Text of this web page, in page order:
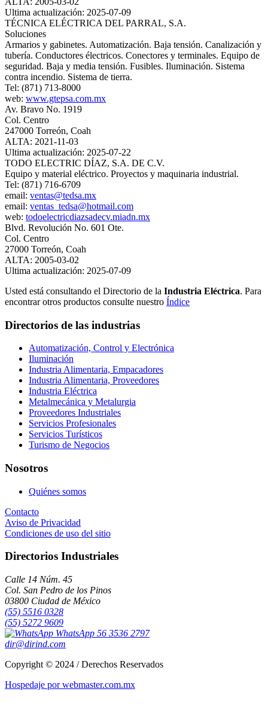
Ultima actualización: 2025-07-09
TÉCNICA ELÉCTRICA DEL PARRAL, S.A.
Soluciones
Armarios y gabinetes. Automatización. Baja tensión. Canalización y
tubería. Conductores électricos. Conectores y terminales. Equipo de
seguridad. Baja y media tensión. Fusibles. Iluminación. Sistema
contra incendio. Sistema de tierra.
Tel: (871) 713-8000
web: www.gtepsa.com.mx
Av. Bravo No. 1919
Col. Centro
247000 Torreón, Coah
ALTA: 2021-11-03
Ultima actualización: 2025-07-22
TODO ELECTRIC DÍAZ, S.A. DE C.V.
Equipo y material eléctrico. Proyectos y maquinaria industrial.
Tel: (871) 716-6709
email: ventas@tedsa.mx
email: ventas_tedsa@hotmail.com
web: todoelectricdiazsadecv.miadn.mx
Blvd. Revolución No. 601 Ote.
Col. Centro
27000 Torreón, Coah
ALTA: 2005-03-02
Ultima actualización: 2025-07-09
Usted está consultando el Directorio de la Industria Eléctrica. Para
encontrar otros productos consulte nuestro Índice
Directorios de las industrias
Automatización, Control y Electrónica
Iluminación
Industria Alimentaria, Empacadores
Industria Alimentaria, Proveedores
Industria Eléctrica
Metalmecánica y Metalurgia
Proveedores Industriales
Servicios Profesionales
Servicios Turísticos
Turismo de Negocios
Nosotros
Quiénes somos
Contacto
Aviso de Privacidad
Condiciones de uso del sitio
Directorios Industriales
Calle 14 Núm. 45
Col. San Pedro de los Pinos
03800 Ciudad de México
(55) 5516 0328
(55) 5272 9609
WhatsApp 56 3536 2797
dir@dirind.com
Copyright © 2024 / Derechos Reservados
Hospedaje por webmaster.com.mx